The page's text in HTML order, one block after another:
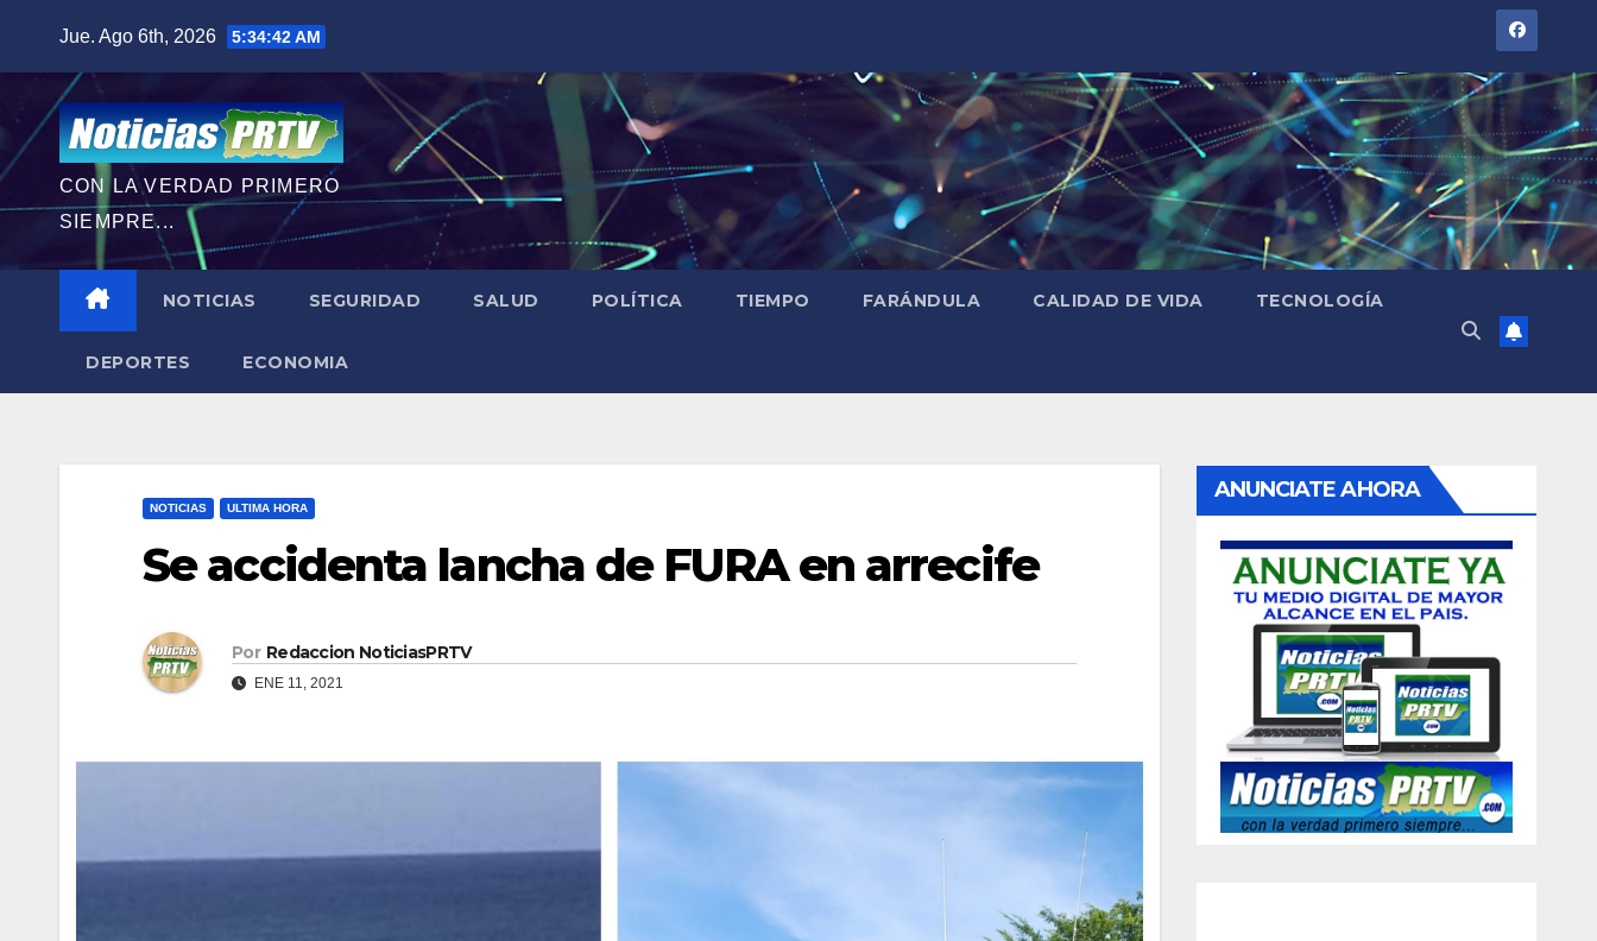
contenido
Jue. Ago 6th, 2026 5:34:44 AM
CON LA VERDAD PRIMERO
SIEMPRE...
NOTICIAS SEGURIDAD SALUD POLÍTICA TIEMPO FARÁNDULA CALIDAD DE VIDA TECNOLOGÍA
DEPORTES ECONOMIA
NOTICIAS ULTIMA HORA
Se accidenta lancha de FURA en arrecife
Por Redaccion NoticiasPRTV
ENE 11, 2021
ANUNCIATE AHORA